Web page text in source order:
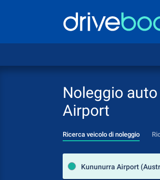
Noleggio
Airport
Ricerca veicolo di noleggio
Kununurra Airport